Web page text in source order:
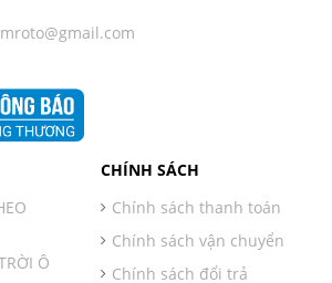
Ô
CHÍNH SÁCH
Chính sách thanh toán
Chính sách vận chuyển
Chính sách đổi trả